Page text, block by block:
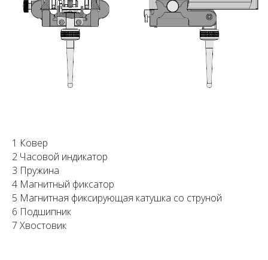
1 Ковер
2 Часовой индикатор
3 Пружина
4 Магнитный фиксатор
5 Магнитная фиксирующая катушка со струной
6 Подшипник
7 Хвостовик